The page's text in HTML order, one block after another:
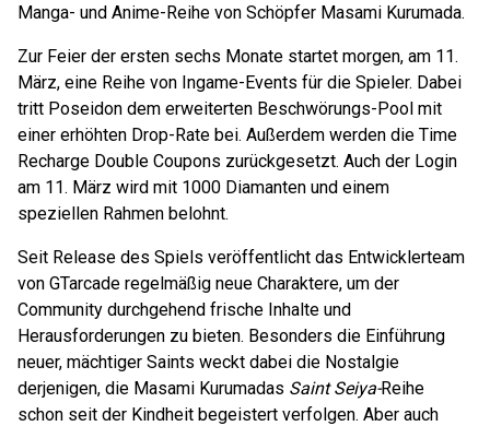
Manga- und Anime-Reihe von Schöpfer Masami Kurumada.
Zur Feier der ersten sechs Monate startet morgen, am 11.
März, eine Reihe von Ingame-Events für die Spieler. Dabei
tritt Poseidon dem erweiterten Beschwörungs-Pool mit
einer erhöhten Drop-Rate bei. Außerdem werden die Time
Recharge Double Coupons zurückgesetzt. Auch der Login
am 11. März wird mit 1000 Diamanten und einem
speziellen Rahmen belohnt.
Seit Release des Spiels veröffentlicht das Entwicklerteam
von GTarcade regelmäßig neue Charaktere, um der
Community durchgehend frische Inhalte und
Herausforderungen zu bieten. Besonders die Einführung
neuer, mächtiger Saints weckt dabei die Nostalgie
derjenigen, die Masami Kurumadas Saint Seiya-Reihe
schon seit der Kindheit begeistert verfolgen. Aber auch